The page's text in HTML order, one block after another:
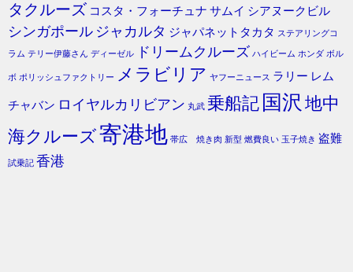
タクルーズ コスタ・フォーチュナ サムイ シアヌークビル
シンガポール ジャカルタ ジャパネットタカタ ステアリングコ
ラム テリー伊藤さん ディーゼル ドリームクルーズ ハイビーム ホンダ ボル
ボ ポリッシュファクトリー メラビリア ヤフーニュース ラリー レム
チャバン ロイヤルカリビアン 丸武 乗船記 国沢 地中
海クルーズ寄港地 帯広 焼き肉 新型 燃費良い 玉子焼き 盗難
試乗記 香港